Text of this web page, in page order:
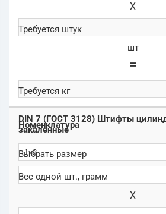
Х
шт
=
DIN 7 (ГОСТ 3128) Штифты
закаленные
Х